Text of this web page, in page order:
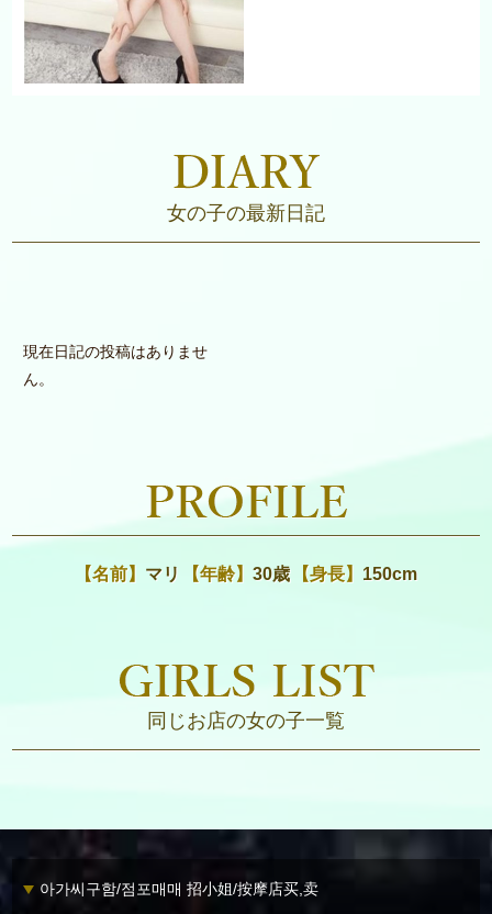
女の子の最新日記
現在日記の投稿はありませ
ん。
【名前】 マリ 【年齢】 30歳 【身長】 150cm
同じお店の女の子一覧
아가씨구함/점포매매 招小姐/按摩店买,卖